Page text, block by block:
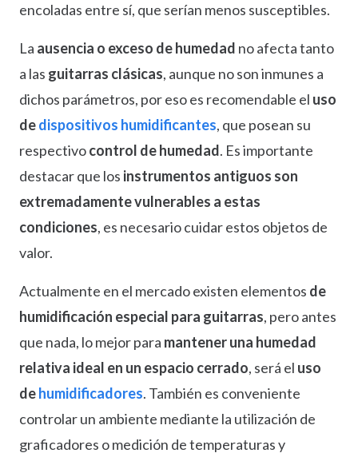
encoladas entre sí, que serían menos susceptibles.
La ausencia o exceso de humedad no afecta tanto
a las guitarras clásicas, aunque no son inmunes a
dichos parámetros, por eso es recomendable el uso
dedispositivos humidificantes, que posean su
respectivocontrol de humedad. Es importante
destacar que los instrumentos antiguos son
extremadamente vulnerables a estas
condiciones, es necesario cuidar estos objetos de
valor.
Actualmente en el mercado existen elementos de
humidificación especial para guitarras, pero antes
que nada, lo mejor para mantener una humedad
relativa ideal en un espacio cerrado, será el uso
dehumidificadores. También es conveniente
controlar un ambiente mediante la utilización de
graficadores o medición de temperaturas y